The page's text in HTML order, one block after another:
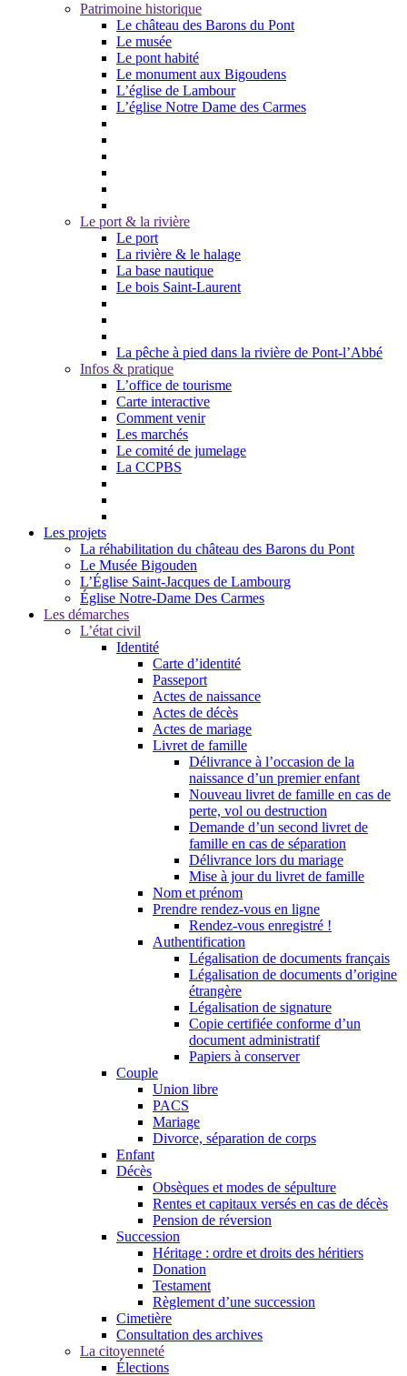
Patrimoine historique
Le château des Barons du Pont
Le musée
Le pont habité
Le monument aux Bigoudens
L’église de Lambour
L’église Notre Dame des Carmes
Le port & la rivière
Le port
La rivière & le halage
La base nautique
Le bois Saint-Laurent
La pêche à pied dans la rivière de Pont-l’Abbé
Infos & pratique
L’office de tourisme
Carte interactive
Comment venir
Les marchés
Le comité de jumelage
La CCPBS
Les projets
La réhabilitation du château des Barons du Pont
Le Musée Bigouden
L’Église Saint-Jacques de Lambourg
Église Notre-Dame Des Carmes
Les démarches
L’état civil
Identité
Carte d’identité
Passeport
Actes de naissance
Actes de décès
Actes de mariage
Livret de famille
Délivrance à l’occasion de la
naissance d’un premier enfant
Nouveau livret de famille en cas de
perte, vol ou destruction
Demande d’un second livret de
famille en cas de séparation
Délivrance lors du mariage
Mise à jour du livret de famille
Nom et prénom
Prendre rendez-vous en ligne
Rendez-vous enregistré !
Authentification
Légalisation de documents français
Légalisation de documents d’origine
étrangère
Légalisation de signature
Copie certifiée conforme d’un
document administratif
Papiers à conserver
Couple
Union libre
PACS
Mariage
Divorce, séparation de corps
Enfant
Décès
Obsèques et modes de sépulture
Rentes et capitaux versés en cas de décès
Pension de réversion
Succession
Héritage : ordre et droits des héritiers
Donation
Testament
Règlement d’une succession
Cimetière
Consultation des archives
La citoyenneté
Élections